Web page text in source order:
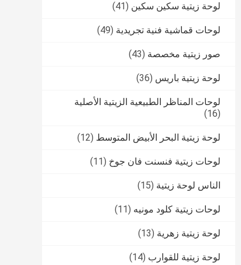
لوحة زيتية سكين سكين (41)
لوحات قماشية فنية تجريدية (49)
صور زيتية مخصصة (43)
لوحة زيتية باريس (36)
لوحات المناظر الطبيعية الزيتية الأصلية
(16)
لوحة زيتية البحر الأبيض المتوسط (12)
لوحات زيتية فنسنت فان جوخ (11)
الناس لوحة زيتية (15)
لوحات زيتية كلود مونيه (11)
لوحة زيتية زهرية (13)
لوحة زيتية للقوارب (14)